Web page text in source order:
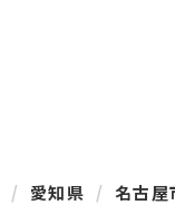
愛知県 名古屋